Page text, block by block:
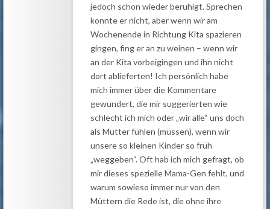
jedoch schon wieder beruhigt. Sprechen
konnte er nicht, aber wenn wir am
Wochenende in Richtung Kita spazieren
gingen, fing er an zu weinen – wenn wir
an der Kita vorbeigingen und ihn nicht
dort ablieferten! Ich persönlich habe
mich immer über die Kommentare
gewundert, die mir suggerierten wie
schlecht ich mich oder „wir alle“ uns doch
als Mutter fühlen (müssen), wenn wir
unsere so kleinen Kinder so früh
„weggeben“. Oft hab ich mich gefragt, ob
mir dieses spezielle Mama-Gen fehlt, und
warum sowieso immer nur von den
Müttern die Rede ist, die ohne ihre